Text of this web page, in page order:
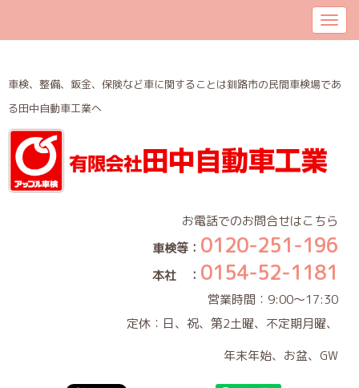
車検、整備、鈑金、保険など車に関することは釧路市の民間車検場であ
る田中自動車工業へ
お電話でのお問合せはこちら
車検等： 0120-251-196
本社 ： 0154-52-1181
営業時間：9:00～17:30
定休：日、祝、第2土曜、不定期月曜、
年末年始、お盆、GW